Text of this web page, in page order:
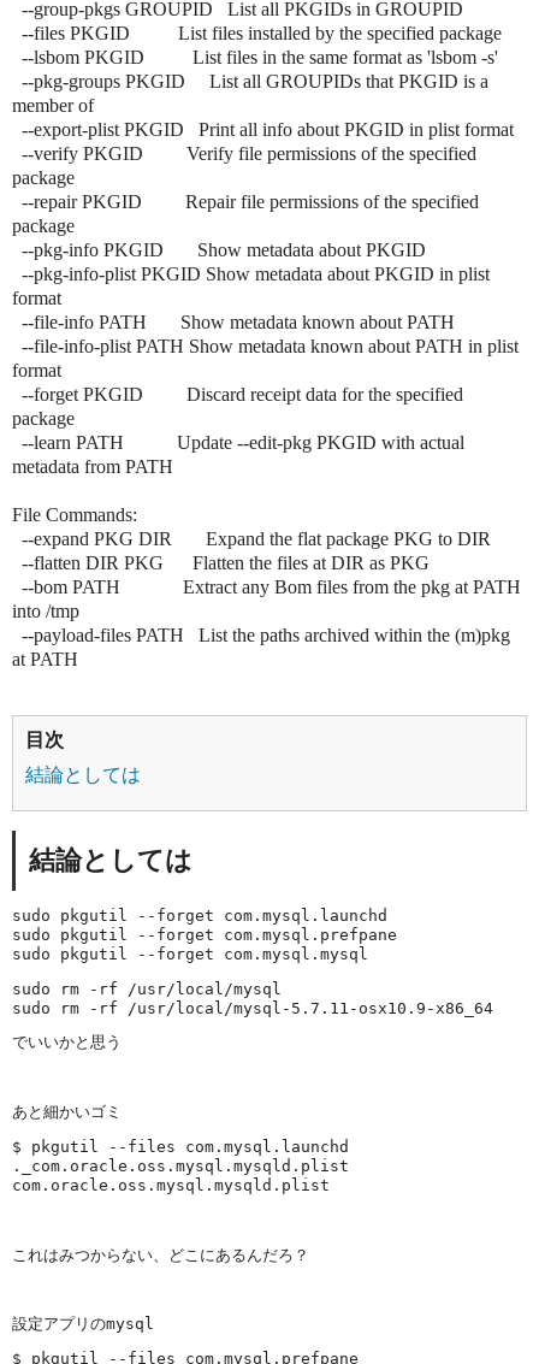
--group-pkgs GROUPID List all PKGIDs in GROUPID
--files PKGID List files installed by the specified package
--lsbom PKGID List files in the same format as 'lsbom -s'
--pkg-groups PKGID List all GROUPIDs that PKGID is a
member of
--export-plist PKGID Print all info about PKGID in plist format
--verify PKGID Verify file permissions of the specified
package
--repair PKGID Repair file permissions of the specified
package
--pkg-info PKGID Show metadata about PKGID
--pkg-info-plist PKGID Show metadata about PKGID in plist
format
--file-info PATH Show metadata known about PATH
--file-info-plist PATH Show metadata known about PATH in plist
format
--forget PKGID Discard receipt data for the specified
package
--learn PATH Update --edit-pkg PKGID with actual
metadata from PATH
File Commands:
--expand PKG DIR Expand the flat package PKG to DIR
--flatten DIR PKG Flatten the files at DIR as PKG
--bom PATH Extract any Bom files from the pkg at PATH
into /tmp
--payload-files PATH List the paths archived within the (m)pkg
at PATH
目次
結論としては
結論としては
sudo pkgutil --forget com.mysql.launchd
sudo pkgutil --forget com.mysql.prefpane
sudo pkgutil --forget com.mysql.mysql
sudo rm -rf /usr/local/mysql
sudo rm -rf /usr/local/mysql-5.7.11-osx10.9-x86_64
でいいかと思う
あと細かいゴミ
$ pkgutil --files com.mysql.launchd
._com.oracle.oss.mysql.mysqld.plist
com.oracle.oss.mysql.mysqld.plist
これはみつからない、どこにあるんだろ？
設定アプリのmysql
$ pkgutil --files com.mysql.prefpane